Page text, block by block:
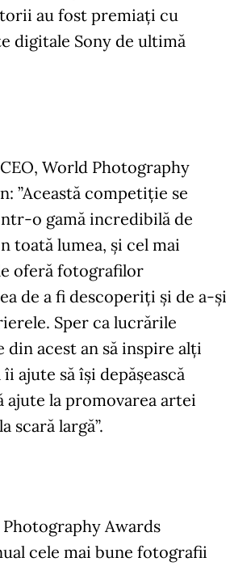
au fost premiați cu
digitale Sony de ultimă
World Photography
: ”Această competiție se
o gamă incredibilă de
toată lumea, și cel mai
oferă fotografilor
de a fi descoperiți și de a-și
Sper ca lucrările
din acest an să inspire alți
ajute să își depășească
ajute la promovarea artei
scară largă”.
Awards
cele mai bune fotografii